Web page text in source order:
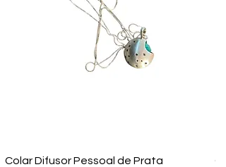
Colar Difusor Pessoal de Prata